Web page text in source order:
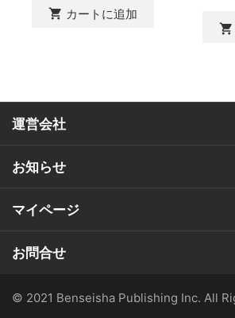
shopping_cart カートに追加
shopping_cart
運営会社
お知らせ
マイページ
お問合せ
© 2021 Benseisha Publishing Inc. All